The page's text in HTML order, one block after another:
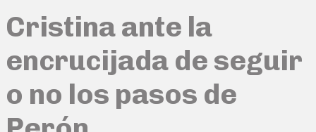
Cristina ante la
encrucijada de seguir
o no los pasos de